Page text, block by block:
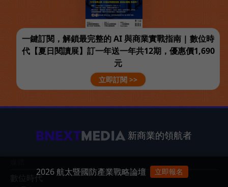
一鍵訂閱，解鎖最完整的 AI 與商業實戰指南 | 數位時
代【夏日閱讀展】訂一年送一年共12期，優惠價1,690
元
立即訂閱 >>
新商業的領航者
數位時代
2026 航太暨國防產業戰略論壇 立即報名